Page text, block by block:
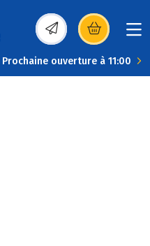
(s’ouvre dans une
Prochaine ouverture à 11:00